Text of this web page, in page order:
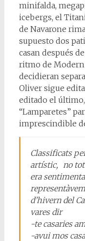
minifalda,
icebergs, el
de Navarone
supuesto dos
casan después
ritmo de Modern
decidieran
Oliver sigue
editado el
“Lamparetes”
imprescindible
Classificats
artístic, no tot
era
d’hivern del
vares dir
-te casaries
-avui mos